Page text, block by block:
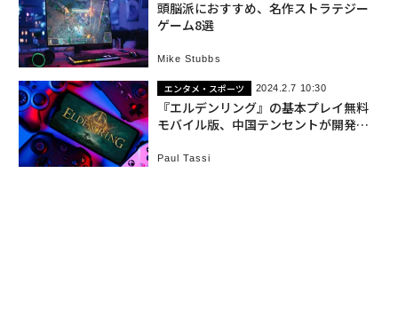
頭脳派におすすめ、名作ストラテジー
ゲーム8選
Mike Stubbs
エンタメ・スポーツ 2024.2.7 10:30
『エルデンリング』の基本プレイ無料
モバイル版、中国テンセントが開発中
Paul Tassi